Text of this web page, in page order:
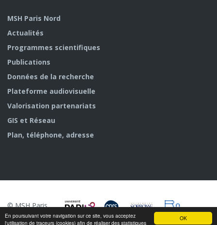
OK
En poursuivant votre navigation sur ce site, vous acceptez
l'utilisation de traceurs (cookies) afin de réaliser des statistiques
MSH Paris Nord
Actualités
Programmes scientifiques
Publications
Données de la recherche
Plateforme audiovisuelle
Valorisation partenariats
GIS et Réseau
Plan, téléphone, adresse
© MSH Paris
Nord